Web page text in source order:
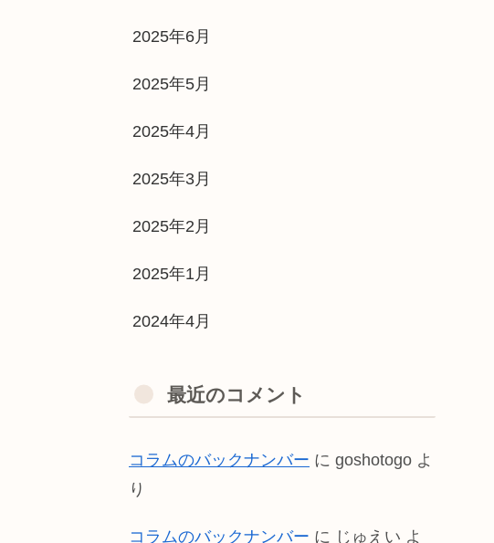
2025年6月
2025年5月
2025年4月
2025年3月
2025年2月
2025年1月
2024年4月
最近のコメント
コラムのバックナンバー に goshotogo よ
り
コラムのバックナンバー に じゅえい よ